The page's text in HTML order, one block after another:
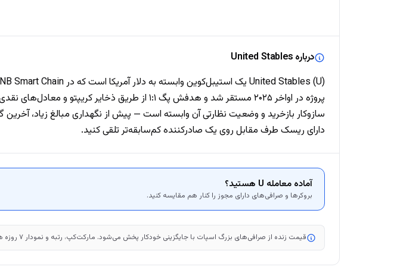
درباره United Stables
پروژه در اواخر ۲۰۲۵ مستقر شد و هدفش پگ ۱:۱ از
سازوکار بازخرید و وضعیت نظارتی آن وابسته است — پیش از نگهداری مبالغ زیاد،
دارای ریسک طرف مقابل روی یک صادرکننده کم‌سابقه‌تر تلقی کنید.
آماده معامله U هستید؟
بروکرها و صرافی‌های دارای مجوز را کنار هم مقایسه کنید.
قیمت زنده از صرافی‌های بزرگ اسپات با جایگزینی خودکار پخش می‌شود. مارکت‌کپ، رتبه و نمودار ۷ روزه هر ۶ ساعت به‌روز می‌شوند. کندل‌ها، اندیکاتورها و پیوت‌ها سمت سرور محاسبه و ۳۰ دقیقه کش می‌شوند.